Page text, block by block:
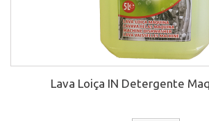
Lava Loiça IN Detergente